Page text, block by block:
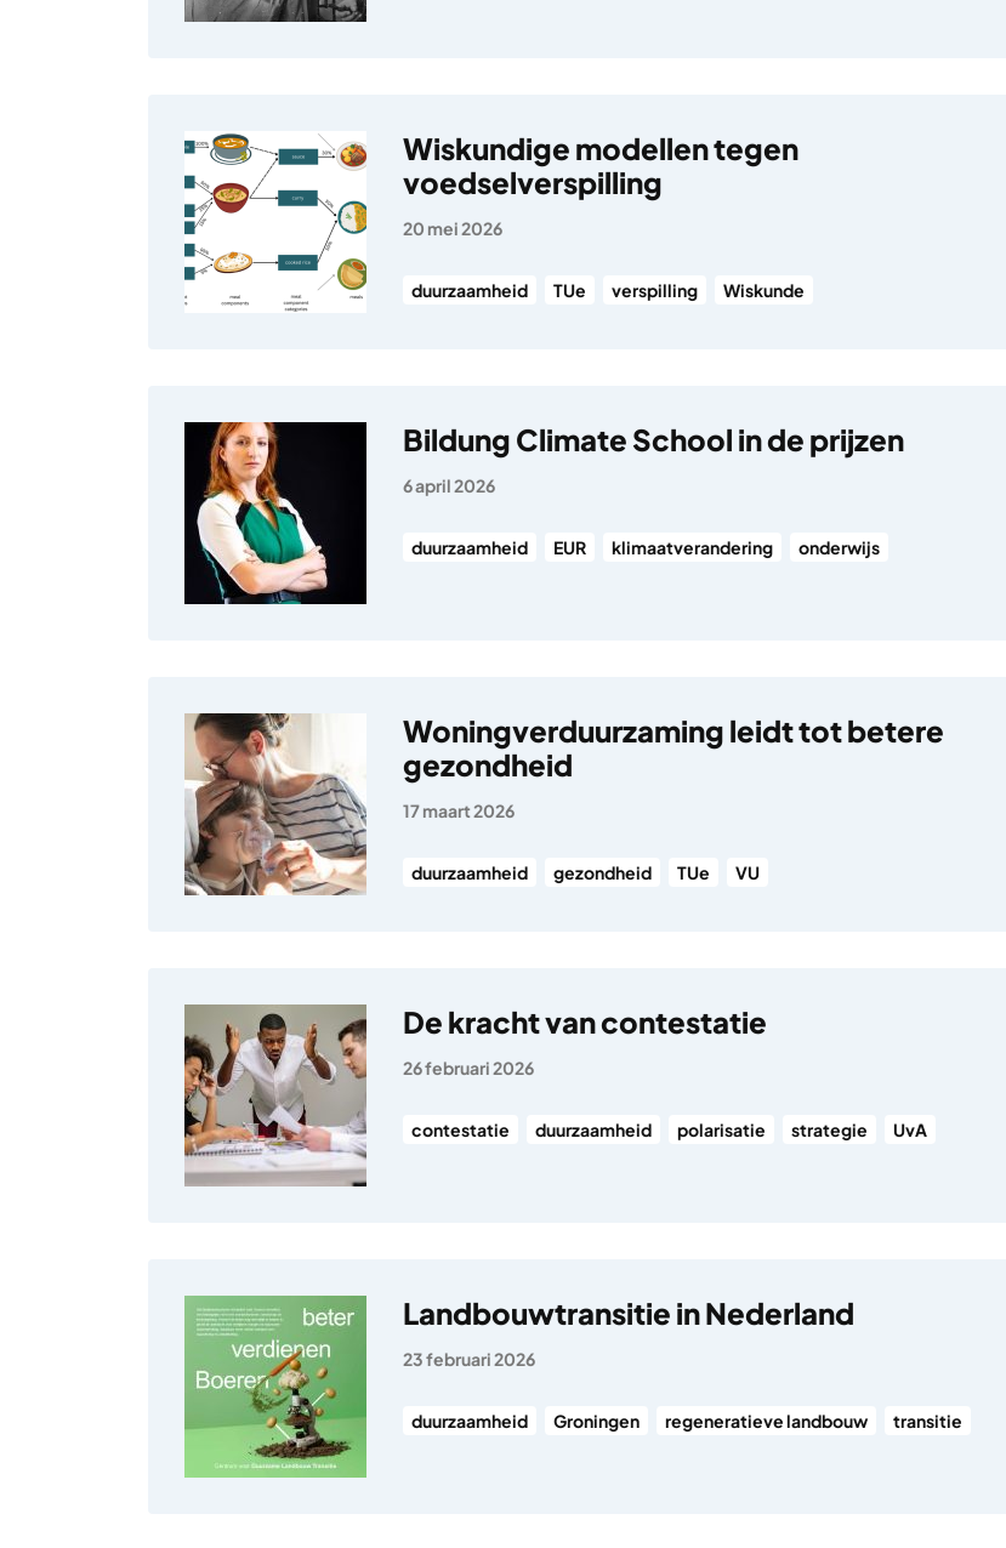
Wiskundige modellen tegen
voedselverspilling
20 mei 2026
duurzaamheid TUe verspilling Wiskunde
Bildung Climate School in de prijzen
6 april 2026
duurzaamheid EUR klimaatverandering onderwijs
Woningverduurzaming leidt tot betere
gezondheid
17 maart 2026
duurzaamheid gezondheid TUe VU
De kracht van contestatie
26 februari 2026
contestatie duurzaamheid polarisatie strategie UvA
Landbouwtransitie in Nederland
23 februari 2026
duurzaamheid Groningen regeneratieve landbouw transitie